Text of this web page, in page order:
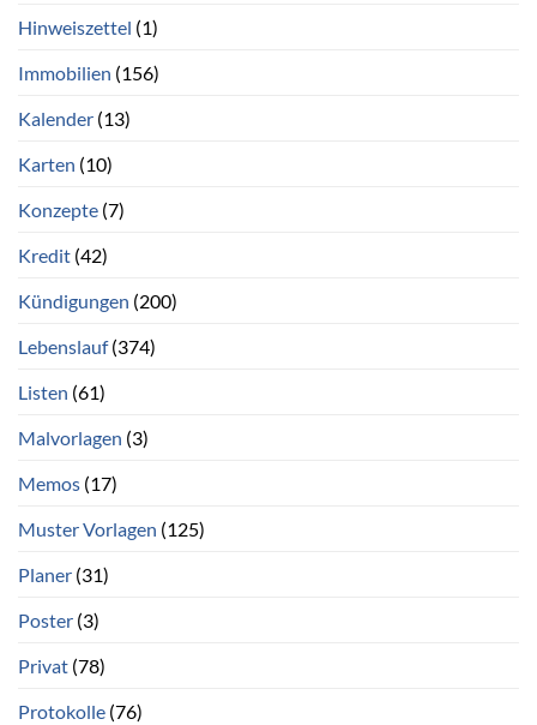
Hinweiszettel (1)
Immobilien (156)
Kalender (13)
Karten (10)
Konzepte (7)
Kredit (42)
Kündigungen (200)
Lebenslauf(374)
Listen (61)
Malvorlagen (3)
Memos (17)
Muster Vorlagen (125)
Planer (31)
Poster (3)
Privat (78)
Protokolle (76)